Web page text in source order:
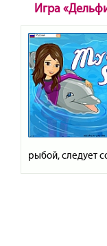
Игра
рыбой, следует